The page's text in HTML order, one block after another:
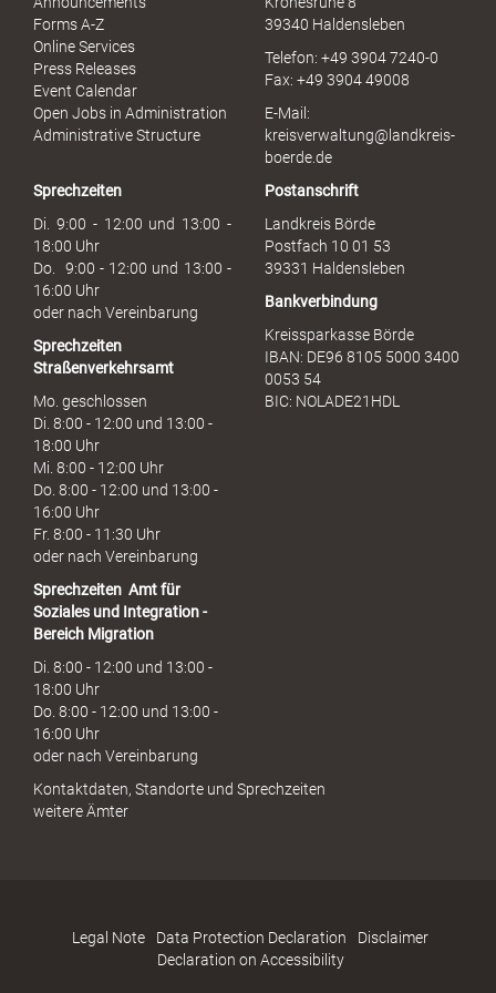
u
h
Forms A-Z
Online Services
Press Releases
Event Calendar
Open Jobs in Administration
Administrative Structure
39340 Haldensleben
Telefon: +49 3904 7240-0
Fax: +49 3904 49008
E-Mail:
kreisverwaltung@landkreis-
boerde.de
Sprechzeiten
Di. 9:00 - 12:00 und 13:00 -
18:00 Uhr
Do. 9:00 - 12:00 und 13:00 -
16:00 Uhr
oder nach Vereinbarung
Sprechzeiten
Straßenverkehrsamt
Mo. geschlossen
Di. 8:00 - 12:00 und 13:00 -
18:00 Uhr
Mi. 8:00 - 12:00 Uhr
Do. 8:00 - 12:00 und 13:00 -
16:00 Uhr
Fr. 8:00 - 11:30 Uhr
oder nach Vereinbarung
Sprechzeiten Amt für
Soziales und Integration -
Bereich Migration
Di. 8:00 - 12:00 und 13:00 -
18:00 Uhr
Do. 8:00 - 12:00 und 13:00 -
16:00 Uhr
oder nach Vereinbarung
Postanschrift
Landkreis Börde
Postfach 10 01 53
39331 Haldensleben
Bankverbindung
Kreissparkasse Börde
IBAN: DE96 8105 5000 3400
0053 54
BIC: NOLADE21HDL
Kontaktdaten, Standorte und Sprechzeiten
weitere Ämter
Legal Note Data Protection Declaration
Disclaimer
Declaration on Accessibility